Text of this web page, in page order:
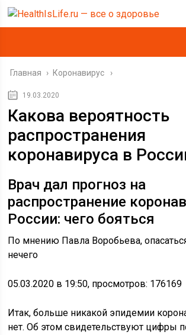
Главная › Коронавирус
19.03.2020
Какова вероятность
распространения
коронавируса в
Врач дал прогноз на
распространение
России: чего бояться
По мнению Павла Воробьева,
нечего
05.03.2020 в 19:50, просмотров: 176169
Итак, больше никакой эпидемии
нет. Об этом свидетельствуют цифры